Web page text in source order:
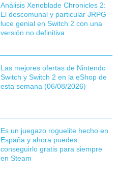
Análisis Xenoblade Chronicles 2:
El descomunal y particular JRPG
luce genial en Switch 2 con una
versión no definitiva
Las mejores ofertas de Nintendo
Switch y Switch 2 en la eShop de
esta semana (06/08/2026)
Es un juegazo roguelite hecho en
España y ahora puedes
conseguirlo gratis para siempre
en Steam